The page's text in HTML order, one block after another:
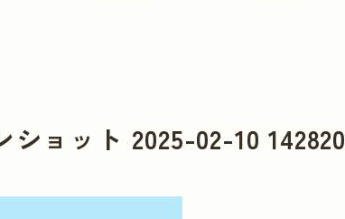
ショット 2025-02-10 142820